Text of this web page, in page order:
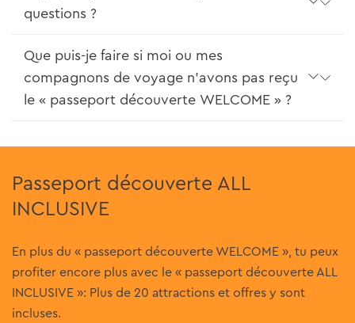
questions ?
Que puis-je faire si moi ou mes
compagnons de voyage n'avons pas reçu
le « passeport découverte WELCOME » ?
Passeport découverte ALL
INCLUSIVE
En plus du « passeport découverte WELCOME », tu peux
profiter encore plus avec le « passeport découverte ALL
INCLUSIVE »: Plus de 20 attractions et offres y sont
incluses.